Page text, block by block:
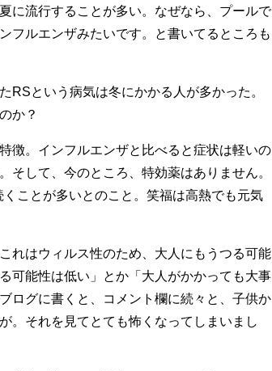
に流行することが多い。なぜなら、プールで
フルエンザみたいです。と書いてるところも
RSという病気は冬にかかる人が多かった。
か？
徴。インフルエンザと比べると症状は軽いの
して、今のところ、特効薬はありません。
ことが多いとのこと。笑福は高熱でも元気
れはウィルス性のため、大人にもうつる可能
可能性は低い」とか「大人がかかっても大事
ログに書くと、コメント欄に続々と、子供か
。それを見てとても怖くなってしまいまし